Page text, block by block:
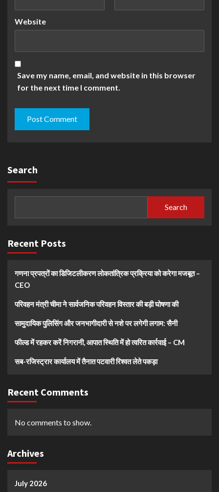
Website
Save my name, email, and website in this browser
for the next time I comment.
Search
Search
Recent Posts
गणना प्रपत्रों का डिजिटलीकरण लोकतांत्रिक प्रक्रिया को करेगा मजबूत –
CEO
परिवहन मंत्री चीमा ने सार्वजनिक परिवहन विस्तार की बड़ी घोषणा की
सामुदायिक पुलिसिंग और जनभागीदारी से नशे पर लगेगी लगाम: सैनी
फील्ड में रहकर करें निगरानी, आपात स्थिति में हो त्वरित कार्रवाई – CM
सब-रजिस्ट्रार कार्यालय में तैनात पटवारी रिश्वत लेते पकड़ा
Recent Comments
No comments to show.
Archives
July 2026